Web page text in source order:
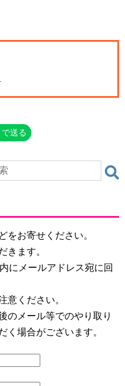
で送る
をお寄せください。
きます。
にメールアドレス宛に回
意ください。
のメール等でのやり取り
く場合がございます。